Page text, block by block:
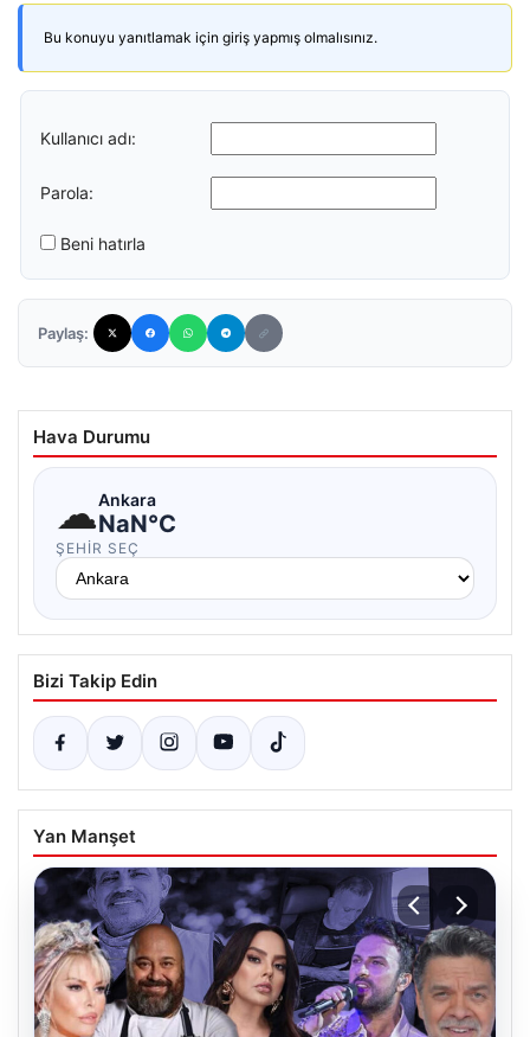
Bu konuyu yanıtlamak için giriş yapmış olmalısınız.
Kullanıcı adı:
Parola:
Beni hatırla
Paylaş:
Hava Durumu
☁Ankara
NaN°C
ŞEHIR SEÇ
Bizi Takip Edin
Yan Manşet